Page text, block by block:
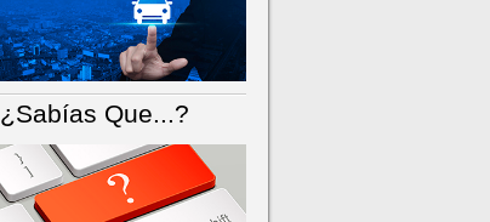
¿Sabías Que...?